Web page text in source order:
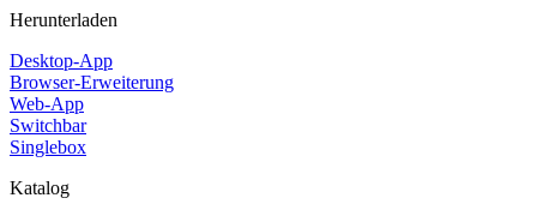
Herunterladen
Desktop-App
Browser-Erweiterung
Web-App
Switchbar
Singlebox
Katalog